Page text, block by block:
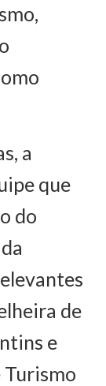
a
que
do
de
e
Turismo